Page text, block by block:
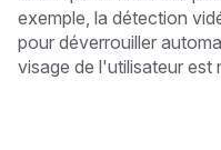
exemple, la détection
pour déverrouiller
visage de l'utilisateur est